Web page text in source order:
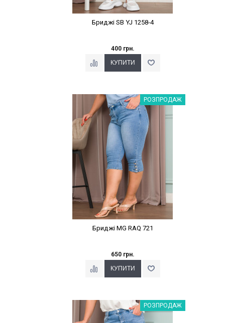
Бриджі SB YJ 1258-4
400 грн.
Наклейки Варіант з %РОЗПРОДАЖ
Бриджі MG RAQ 721
650 грн.
Наклейки Варіант з %РОЗПРОДАЖ